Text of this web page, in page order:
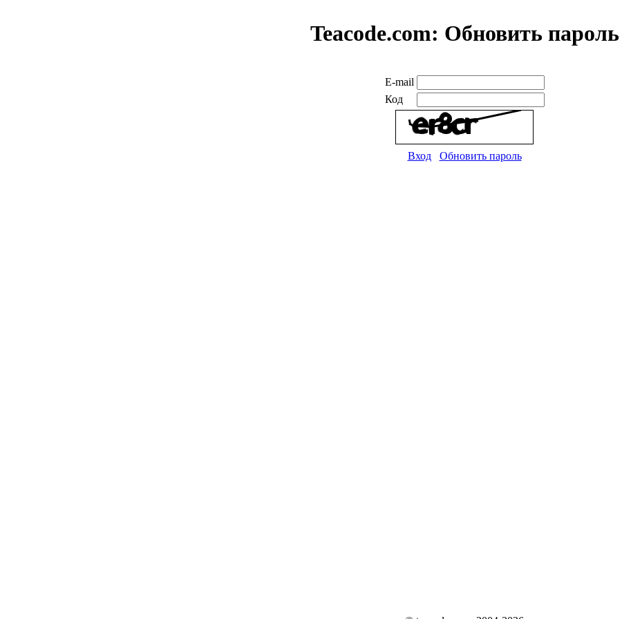
Teacode.com: Обновить пароль
E-mail
Код
Вход Обновить пароль